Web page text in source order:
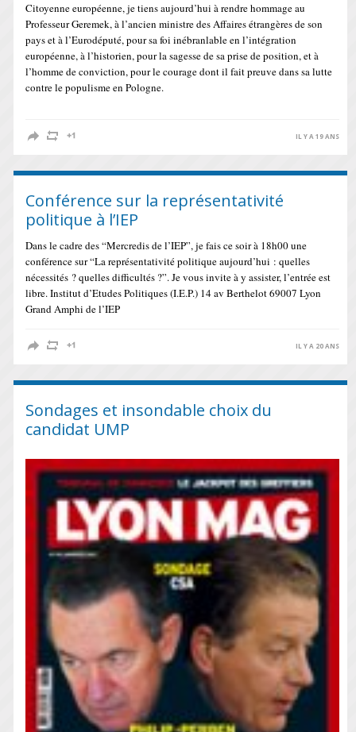
Citoyenne européenne, je tiens aujourd’hui à rendre hommage au
Professeur Geremek, à l’ancien ministre des Affaires étrangères de son
pays et à l’Eurodéputé, pour sa foi inébranlable en l’intégration
européenne, à l’historien, pour la sagesse de sa prise de position, et à
l’homme de conviction, pour le courage dont il fait preuve dans sa lutte
contre le populisme en Pologne.
IL Y A 19 ANS
Conférence sur la représentativité
politique à l’IEP
Dans le cadre des “Mercredis de l’IEP”, je fais ce soir à 18h00 une
conférence sur “La représentativité politique aujourd’hui : quelles
nécessités ? quelles difficultés ?”. Je vous invite à y assister, l’entrée est
libre. Institut d’Etudes Politiques (I.E.P.) 14 av Berthelot 69007 Lyon
Grand Amphi de l’IEP
IL Y A 20 ANS
Sondages et insondable choix du
candidat UMP